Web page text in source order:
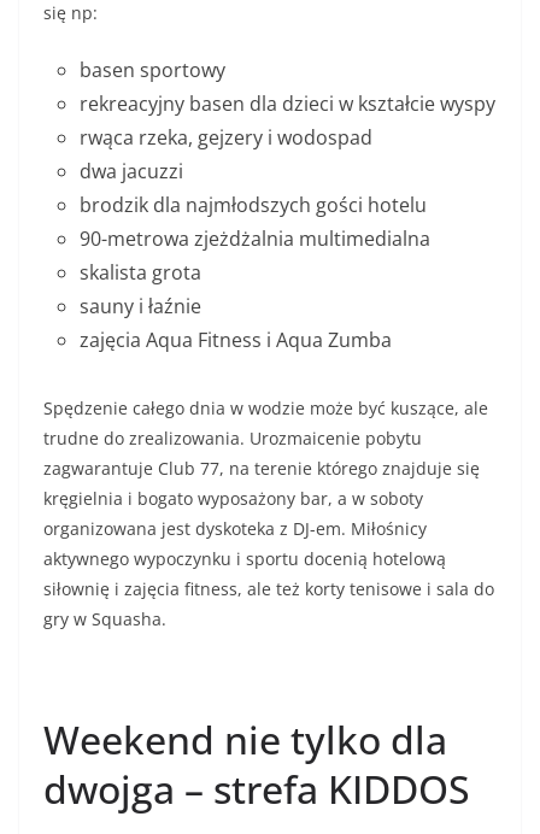
się np:
basen sportowy
rekreacyjny basen dla dzieci w kształcie wyspy
rwąca rzeka, gejzery i wodospad
dwa jacuzzi
brodzik dla najmłodszych gości hotelu
90-metrowa zjeżdżalnia multimedialna
skalista grota
sauny i łaźnie
zajęcia Aqua Fitness i Aqua Zumba
Spędzenie całego dnia w wodzie może być kuszące, ale
trudne do zrealizowania. Urozmaicenie pobytu
zagwarantuje Club 77, na terenie którego znajduje się
kręgielnia i bogato wyposażony bar, a w soboty
organizowana jest dyskoteka z DJ-em. Miłośnicy
aktywnego wypoczynku i sportu docenią hotelową
siłownię i zajęcia fitness, ale też korty tenisowe i sala do
gry w Squasha.
Weekend nie tylko dla
dwojga – strefa KIDDOS